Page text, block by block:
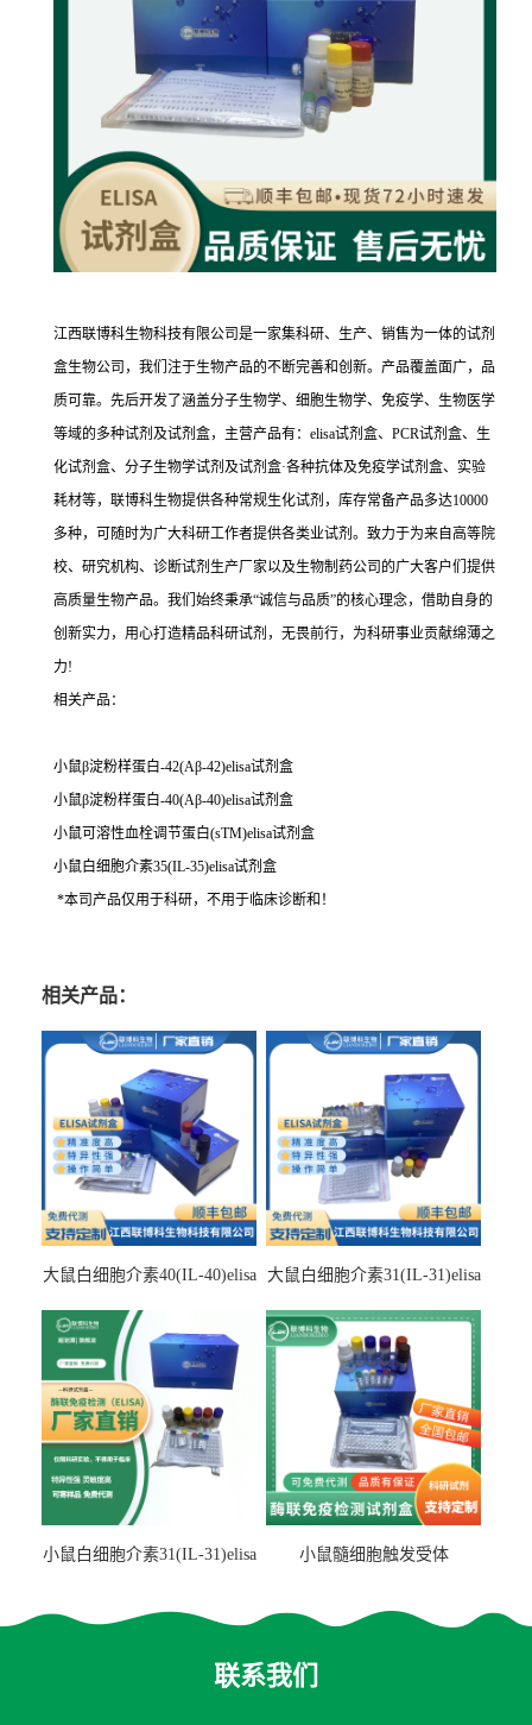
江西联博科生物科技有限公司是一家集科研、生产、销售为一体的试剂
盒生物公司，我们注于生物产品的不断完善和创新。产品覆盖面广，品
质可靠。先后开发了涵盖分子生物学、细胞生物学、免疫学、生物医学
等域的多种试剂及试剂盒，主营产品有：elisa试剂盒、PCR试剂盒、生
化试剂盒、分子生物学试剂及试剂盒·各种抗体及免疫学试剂盒、实验
耗材等，联博科生物提供各种常规生化试剂，库存常备产品多达10000
多种，可随时为广大科研工作者提供各类业试剂。致力于为来自高等院
校、研究机构、诊断试剂生产厂家以及生物制药公司的广大客户们提供
高质量生物产品。我们始终秉承“诚信与品质”的核心理念，借助自身的
创新实力，用心打造精品科研试剂，无畏前行，为科研事业贡献绵薄之
力!
相关产品：
小鼠β淀粉样蛋白-42(Aβ-42)elisa试剂盒
小鼠β淀粉样蛋白-40(Aβ-40)elisa试剂盒
小鼠可溶性血栓调节蛋白(sTM)elisa试剂盒
小鼠白细胞介素35(IL-35)elisa试剂盒
*本司产品仅用于科研，不用于临床诊断和！
相关产品：
大鼠白细胞介素40(IL-40)elisa
大鼠白细胞介素31(IL-31)elisa
小鼠白细胞介素31(IL-31)elisa
小鼠髓细胞触发受体
联系我们